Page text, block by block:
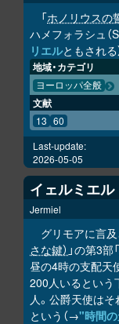
「ホノリウスの
ハメフォラシュ（
リエルともされる
地域・カテゴリ
ヨーロッパ全般
文献
13 60
Last-update:
2026-05-05
イェルミエル
Jermiel
グリモアに言及
さな鍵） 」の第3部「
昼の4時の支配天
200人いるという
人。公爵天使は
という（→"時間